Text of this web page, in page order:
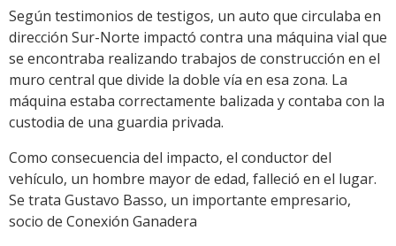
Según testimonios de testigos, un auto que circulaba en
dirección Sur-Norte impactó contra una máquina vial que
se encontraba realizando trabajos de construcción en el
muro central que divide la doble vía en esa zona. La
máquina estaba correctamente balizada y contaba con la
custodia de una guardia privada.
Como consecuencia del impacto, el conductor del
vehículo, un hombre mayor de edad, falleció en el lugar.
Se trata Gustavo Basso, un importante empresario,
socio de Conexión Ganadera